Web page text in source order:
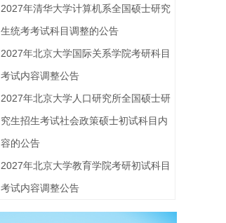
2027年清华大学计算机系全国硕士研究
生统考考试科目调整的公告
2027年北京大学国际关系学院考研科目
考试内容调整公告
2027年北京大学人口研究所全国硕士研
究生招生考试社会政策硕士初试科目内
容的公告
2027年北京大学教育学院考研初试科目
考试内容调整公告